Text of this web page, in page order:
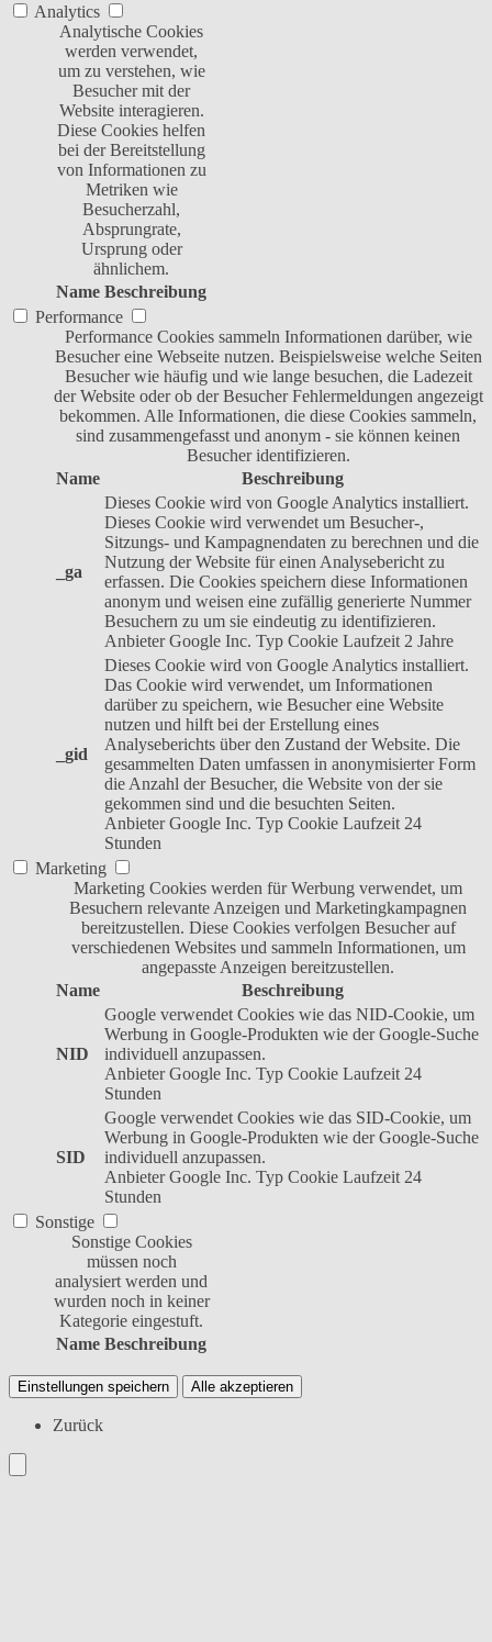
Analytics
Analytische Cookies
werden verwendet,
um zu verstehen, wie
Besucher mit der
Website interagieren.
Diese Cookies helfen
bei der Bereitstellung
von Informationen zu
Metriken wie
Besucherzahl,
Absprungrate,
Ursprung oder
ähnlichem.
Name Beschreibung
Performance
Performance Cookies sammeln Informationen darüber, wie
Besucher eine Webseite nutzen. Beispielsweise welche Seiten
Besucher wie häufig und wie lange besuchen, die Ladezeit
der Website oder ob der Besucher Fehlermeldungen angezeigt
bekommen. Alle Informationen, die diese Cookies sammeln,
sind zusammengefasst und anonym - sie können keinen
Besucher identifizieren.
Name
Beschreibung
_ga
Dieses Cookie wird von Google Analytics installiert.
Dieses Cookie wird verwendet um Besucher-,
Sitzungs- und Kampagnendaten zu berechnen und die
Nutzung der Website für einen Analysebericht zu
erfassen. Die Cookies speichern diese Informationen
anonym und weisen eine zufällig generierte Nummer
Besuchern zu um sie eindeutig zu identifizieren.
Anbieter Google Inc. Typ Cookie Laufzeit 2 Jahre
_gid
Dieses Cookie wird von Google Analytics installiert.
Das Cookie wird verwendet, um Informationen
darüber zu speichern, wie Besucher eine Website
nutzen und hilft bei der Erstellung eines
Analyseberichts über den Zustand der Website. Die
gesammelten Daten umfassen in anonymisierter Form
die Anzahl der Besucher, die Website von der sie
gekommen sind und die besuchten Seiten.
Anbieter Google Inc. Typ Cookie Laufzeit 24
Stunden
Marketing
Marketing Cookies werden für Werbung verwendet, um
Besuchern relevante Anzeigen und Marketingkampagnen
bereitzustellen. Diese Cookies verfolgen Besucher auf
verschiedenen Websites und sammeln Informationen, um
angepasste Anzeigen bereitzustellen.
Name
Beschreibung
NID
Google verwendet Cookies wie das NID-Cookie, um
Werbung in Google-Produkten wie der Google-Suche
individuell anzupassen.
Anbieter Google Inc. Typ Cookie Laufzeit 24
Stunden
SID
Google verwendet Cookies wie das SID-Cookie, um
Werbung in Google-Produkten wie der Google-Suche
individuell anzupassen.
Anbieter Google Inc. Typ Cookie Laufzeit 24
Stunden
Sonstige
Sonstige Cookies
müssen noch
analysiert werden und
wurden noch in keiner
Kategorie eingestuft.
Name Beschreibung
Einstellungen speichern Alle akzeptieren
Zurück